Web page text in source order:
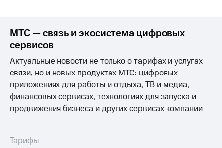
МТС — связь и экосистема цифровых
сервисов
Актуальные новости не только о тарифах и услугах
связи, но и новых продуктах МТС: цифровых
приложениях для работы и отдыха, ТВ и медиа,
финансовых сервисах, технологиях для запуска и
продвижения бизнеса и других сервисах компании
Тарифы